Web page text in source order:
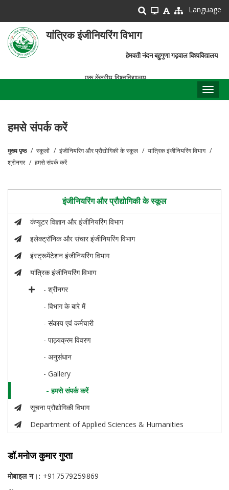
main
content
Language
यांत्रिक इंजीनियरिंग विभाग
हेमवती नंदन बहुगुणा गढ़वाल विश्वविद्यालय
एक केंद्रीय विश्वविद्यालय
हमसे संपर्क करें
पग
मुख्य पृष्ठ स्कूलों इंजीनियरिंग और प्रौद्योगिकी के स्कूल
यांत्रिक इंजीनियरिंग विभाग
श्रीनगर
हमसे संपर्क करें
इंजीनियरिंग और प्रौद्योगिकी के स्कूल
कंप्यूटर विज्ञान और इंजीनियरिंग विभाग
इलेक्ट्रॉनिक और संचार इंजीनियरिंग विभाग
इंस्ट्रूमेंटेशन इंजीनियरिंग विभाग
यांत्रिक इंजीनियरिंग विभाग
- श्रीनगर
- विभाग के बारे में
- संकाय एवं कर्मचारी
- पाठ्यक्रम विवरण
- अनुसंधान
- Gallery
- हमसे संपर्क करें
सूचना प्रौद्योगिकी विभाग
Department of Applied Sciences & Humanities
डॉ.मनोज कुमार गुप्ता
मोबाइल न।: +917579259869